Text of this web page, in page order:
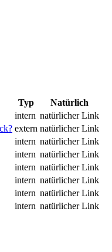
Typ
Natürlich
intern natürlicher Link
extern natürlicher Link
intern natürlicher Link
intern natürlicher Link
intern natürlicher Link
intern natürlicher Link
intern natürlicher Link
intern natürlicher Link